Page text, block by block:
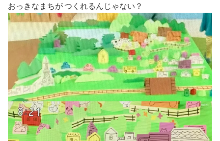
おっきなまちが つくれるんじゃない？